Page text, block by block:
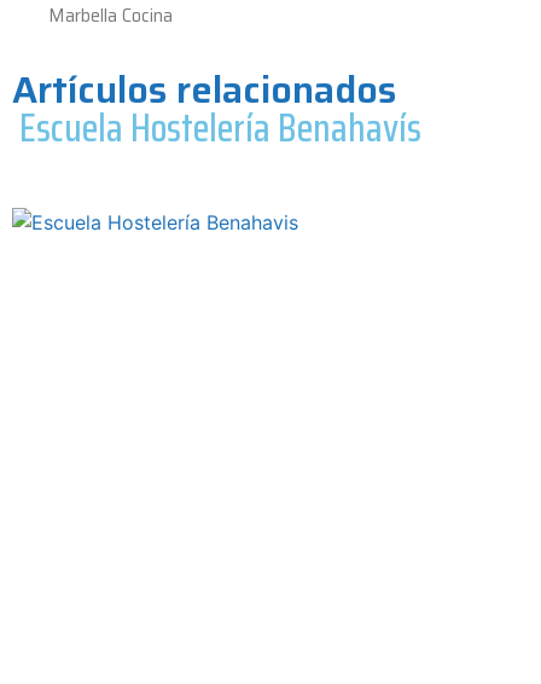
Artículos relacionados
Escuela Hostelería Benahavís